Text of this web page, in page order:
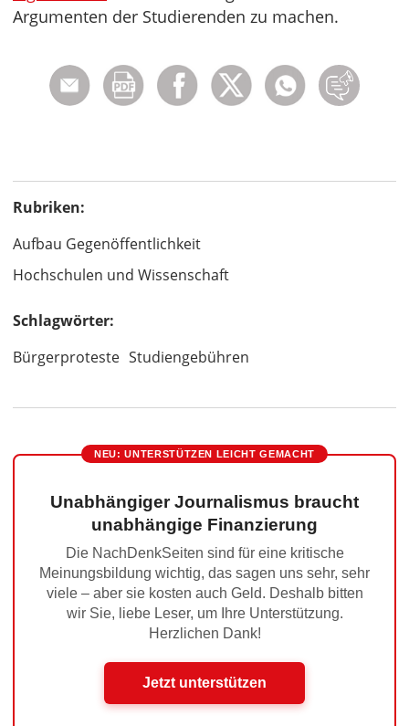
Argumenten der Studierenden zu machen.
Rubriken:
Aufbau Gegenöffentlichkeit
Hochschulen und Wissenschaft
Schlagwörter:
Bürgerproteste Studiengebühren
NEU: UNTERSTÜTZEN LEICHT GEMACHT
Unabhängiger Journalismus braucht
unabhängige Finanzierung
Die NachDenkSeiten sind für eine kritische
Meinungsbildung wichtig, das sagen uns sehr, sehr
viele – aber sie kosten auch Geld. Deshalb bitten
wir Sie, liebe Leser, um Ihre Unterstützung.
Herzlichen Dank!
Jetzt unterstützen